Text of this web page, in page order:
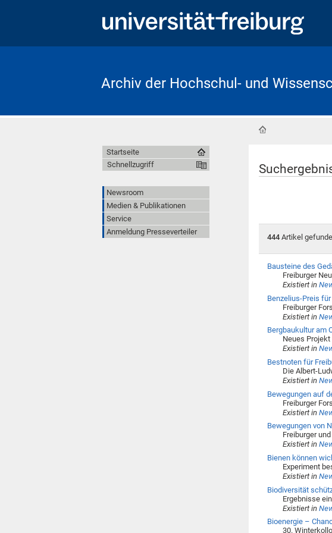
Archiv der Hochschul- und
444Artikel
Bausteine des
Freiburger
Existiert in
Benzelius-Preis
Freiburger
Existiert in
Bergbaukultur am
Neues Projekt
Existiert in
Bestnoten für
Die Albert-
Existiert in
Bewegungen auf
Freiburger
Existiert in
Bewegungen von
Freiburger
Existiert in
Bienen können
Experiment
Existiert in
Biodiversität
Ergebnisse
Existiert in
Bioenergie –
30.
Startseite
Schnellzugriff
Newsroom
Medien & Publikationen
Service
Anmeldung Presseverteiler